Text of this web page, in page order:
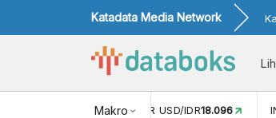
Katadata Media Network
Makro
NILAI TUKAR USD/IDR18.096